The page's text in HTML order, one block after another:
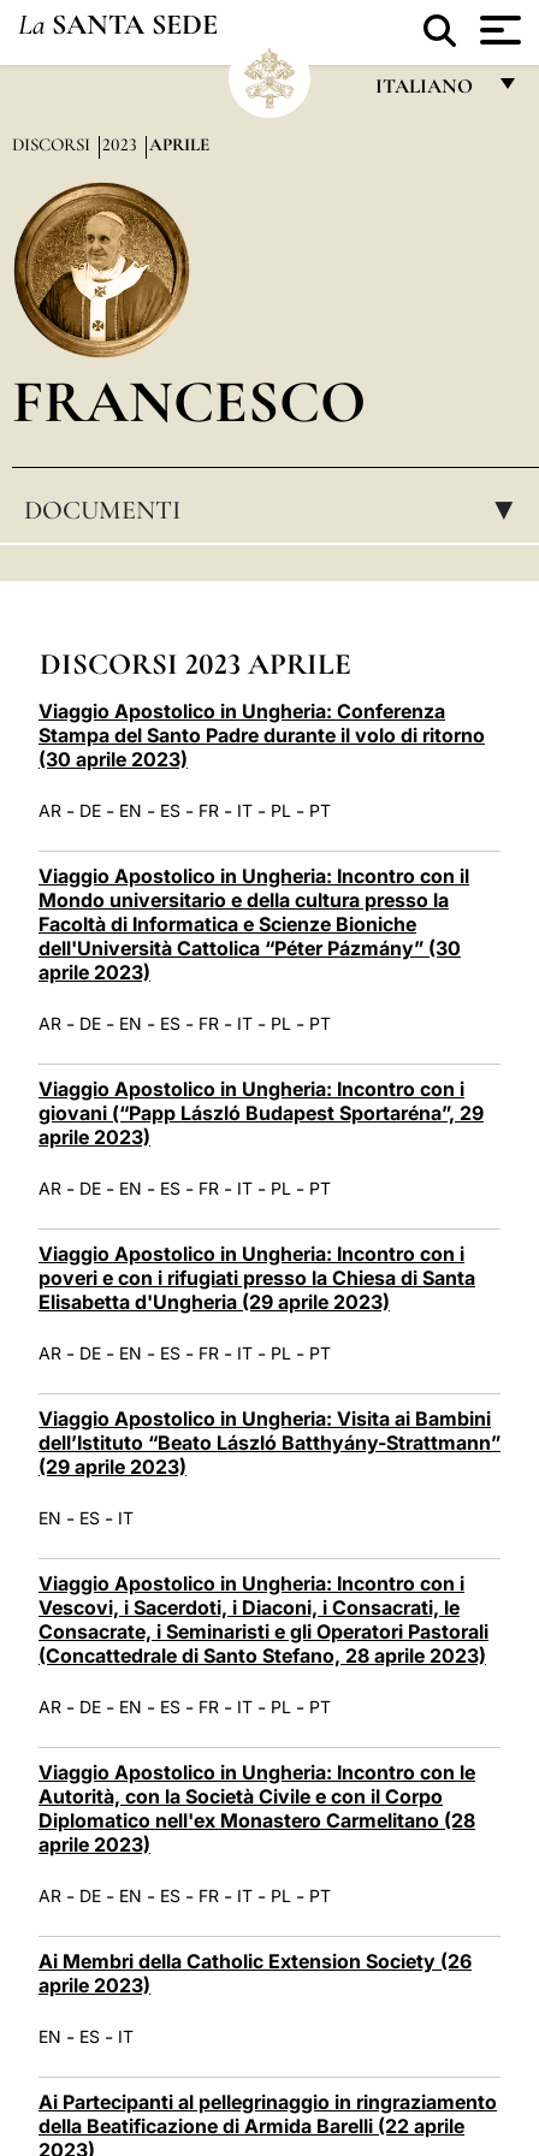
La SANTA SEDE
ITALIANO
العربيّة
DISCORSI 2023 APRILE
FRANCESCO
DOCUMENTI ▸
DISCORSI 2023 APRILE
Viaggio Apostolico in Ungheria: Conferenza
Stampa del Santo Padre durante il volo di ritorno
(30 aprile 2023)
AR - DE - EN - ES - FR - IT - PL - PT
Viaggio Apostolico in Ungheria: Incontro con il
Mondo universitario e della cultura presso la
Facoltà di Informatica e Scienze Bioniche
dell'Università Cattolica “Péter Pázmány” (30
aprile 2023)
AR - DE - EN - ES - FR - IT - PL - PT
Viaggio Apostolico in Ungheria: Incontro con i
giovani (“Papp László Budapest Sportaréna”, 29
aprile 2023)
AR - DE - EN - ES - FR - IT - PL - PT
Viaggio Apostolico in Ungheria: Incontro con i
poveri e con i rifugiati presso la Chiesa di Santa
Elisabetta d'Ungheria (29 aprile 2023)
AR - DE - EN - ES - FR - IT - PL - PT
Viaggio Apostolico in Ungheria: Visita ai Bambini
dell’Istituto “Beato László Batthyány-Strattmann”
(29 aprile 2023)
EN - ES - IT
Viaggio Apostolico in Ungheria: Incontro con i
Vescovi, i Sacerdoti, i Diaconi, i Consacrati, le
Consacrate, i Seminaristi e gli Operatori Pastorali
(Concattedrale di Santo Stefano, 28 aprile 2023)
AR - DE - EN - ES - FR - IT - PL - PT
Viaggio Apostolico in Ungheria: Incontro con le
Autorità, con la Società Civile e con il Corpo
Diplomatico nell'ex Monastero Carmelitano (28
aprile 2023)
AR - DE - EN - ES - FR - IT - PL - PT
Ai Membri della Catholic Extension Society (26
aprile 2023)
EN - ES - IT
Ai Partecipanti al pellegrinaggio in ringraziamento
della Beatificazione di Armida Barelli (22 aprile
2023)